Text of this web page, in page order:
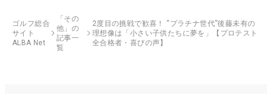
ゴルフ総合
サイト
ALBA Net
「その
他」の
記事一
覧
2度目の挑戦で歓喜！ “プラチナ世代”後藤未有の
理想像は「小さい子供たちに夢を」【プロテスト
全合格者・喜びの声】